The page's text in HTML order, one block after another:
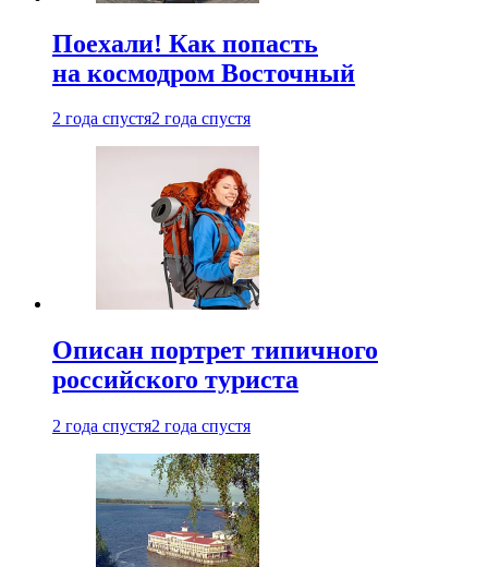
Поехали! Как попасть
на космодром Восточный
2 года спустя2 года спустя
Описан портрет типичного
российского туриста
2 года спустя2 года спустя